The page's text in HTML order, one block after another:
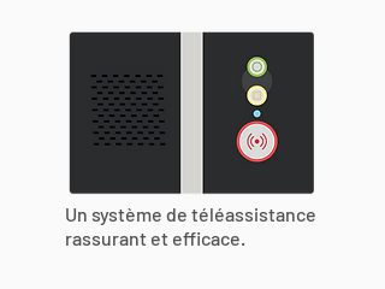
Un système de téléassistance
rassurant et efficace.